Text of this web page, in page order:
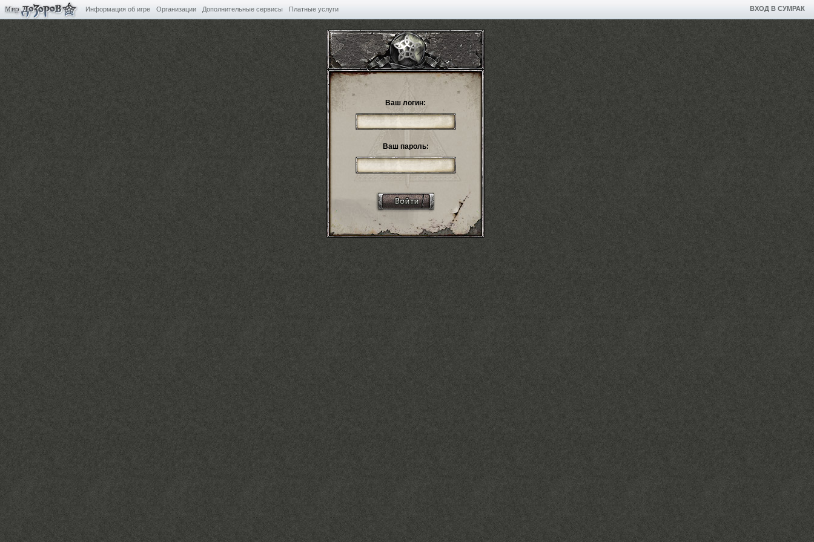
Информация об игре Организации Дополнительные сервисы Платные услуги ВХОД В СУМРАК
Ваш логин:
Ваш пароль: